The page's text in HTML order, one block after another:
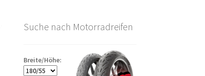
Suche nach Motorradreifen
Breite/Höhe: